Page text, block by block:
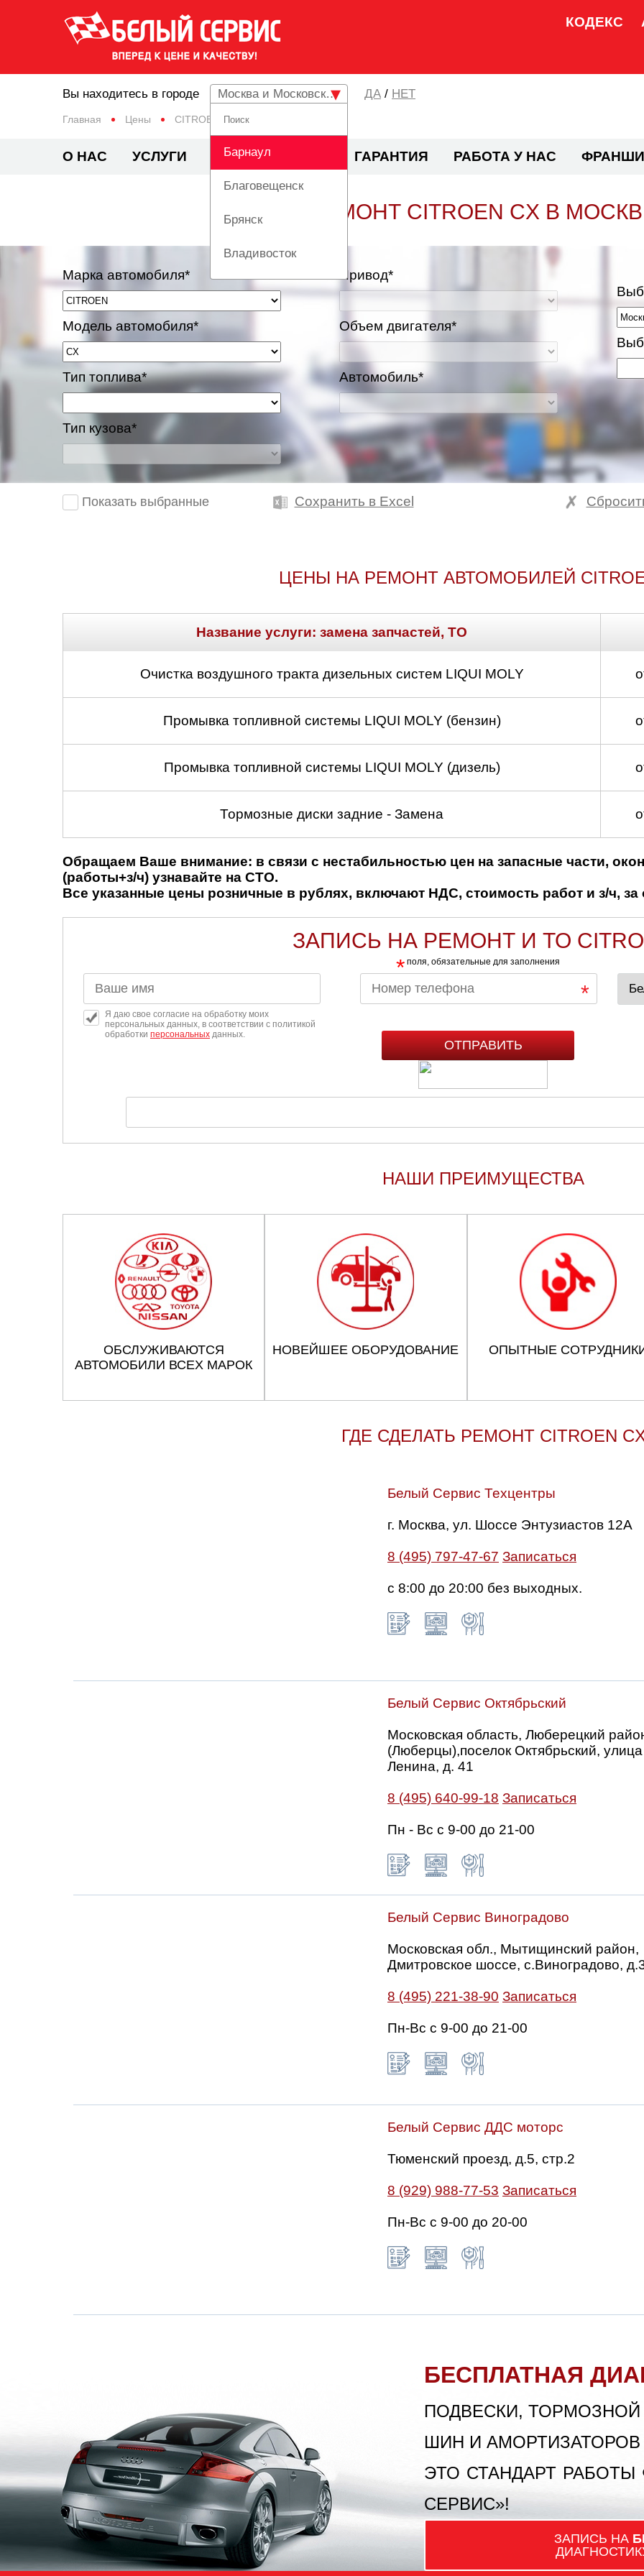
КОДЕКС
Главная Цены CITROEN CX
Вы находитесь в городе Москва и Московская область
Барнаул
Благовещенск
Брянск
Владивосток
Вологда
Красноярск
Одинцово
Оренбург
Петрозаводск
Ростов-на-Дону
Солнцево
Сургут
Тольятти
Ярославль
/ НЕТ
О НАС УСЛУГИ ЦЕНЫ ГАРАНТИЯ РАБОТА У НАС
РЕМОНТ CITROEN CX В
Марка автомобиля*
Модель автомобиля*
Тип топлива*
Тип кузова*
Привод*
Объем двигателя*
Автомобиль*
Показать выбранные Сохранить в Excel
ЦЕНЫ НА РЕМОНТ АВТОМОБИЛЕЙ
Название услуги: замена запчастей, ТО
Очистка воздушного тракта дизельных систем LIQUI MOLY
Промывка топливной системы LIQUI MOLY (бензин)
Промывка топливной системы LIQUI MOLY (дизель)
Тормозные диски задние - Замена
Обращаем Ваше внимание: в связи с нестабильностью цен на запасные части,
(работы+з/ч) узнавайте на СТО.
Все указанные цены розничные в рублях, включают НДС, стоимость работ и з/ч, за
ЗАПИСЬ НА РЕМОНТ И ТО
* поля, обязательные для заполнения
Я даю свое согласие на обработку моих
персональных данных, в соответствии с политикой
обработки персональных данных.
НАШИ ПРЕИМУЩЕСТВА
ОБСЛУЖИВАЮТСЯ
АВТОМОБИЛИ ВСЕХ МАРОК
НОВЕЙШЕЕ ОБОРУДОВАНИЕ ОПЫТНЫЕ
ГДЕ СДЕЛАТЬ РЕМОНТ CITROEN
Белый Сервис Техцентры
г. Москва, ул. Шоссе Энтузиастов 12А
8 (495) 797-47-67 Записаться
с 8:00 до 20:00 без выходных.
Белый Сервис Октябрьский
Московская область, Люберецкий
(Люберцы),поселок Октябрьский, улица
Ленина, д. 41
8 (495) 640-99-18 Записаться
Пн - Вс с 9-00 до 21-00
Белый Сервис Виноградово
Московская обл., Мытищинский район,
Дмитровское шоссе, с.Виноградово,
8 (495) 221-38-90 Записаться
Пн-Вс с 9-00 до 21-00
Белый Сервис ДДС моторс
Тюменский проезд, д.5, стр.2
8 (929) 988-77-53 Записаться
Пн-Вс c 9-00 до 20-00
БЕСПЛАТНАЯ
ПОДВЕСКИ,
ШИН И АМОРТИЗАТОРОВ
ЭТО СТАНДАРТ
СЕРВИС»!
ЗАПИСЬ НА